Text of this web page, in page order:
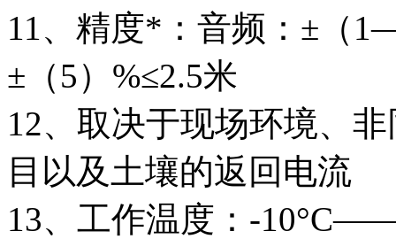
11、精度*：音频：±（
±（5）%≤2.5米
12、取决于现场环境、
目以及土壤的返回电流
13、工作温度：-